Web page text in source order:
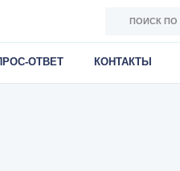
ОТВЕТ КОНТАКТЫ